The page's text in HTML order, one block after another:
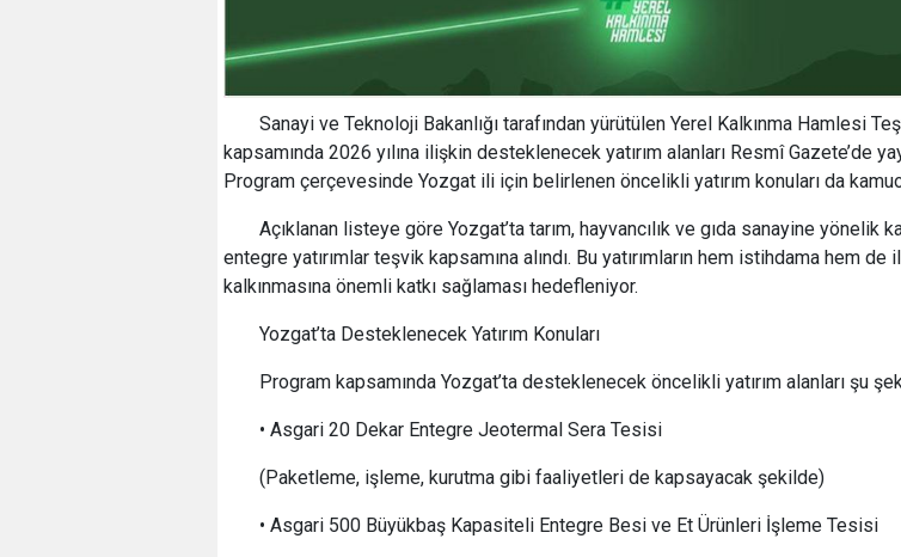
Sanayi ve Teknoloji Bakanlığı tarafından yürütülen Yerel Kalkınma Hamlesi
kapsamında 2026 yılına ilişkin desteklenecek yatırım alanları Resmî Gazete’de
Program çerçevesinde Yozgat ili için belirlenen öncelikli yatırım konuları da
Açıklanan listeye göre Yozgat’ta tarım, hayvancılık ve gıda sanayine yönelik
entegre yatırımlar teşvik kapsamına alındı. Bu yatırımların hem istihdama hem
kalkınmasına önemli katkı sağlaması hedefleniyor.
Yozgat’ta Desteklenecek Yatırım Konuları
Program kapsamında Yozgat’ta desteklenecek öncelikli yatırım alanları şu
• Asgari 20 Dekar Entegre Jeotermal Sera Tesisi
(Paketleme, işleme, kurutma gibi faaliyetleri de kapsayacak şekilde)
• Asgari 500 Büyükbaş Kapasiteli Entegre Besi ve Et Ürünleri İşleme Tesisi